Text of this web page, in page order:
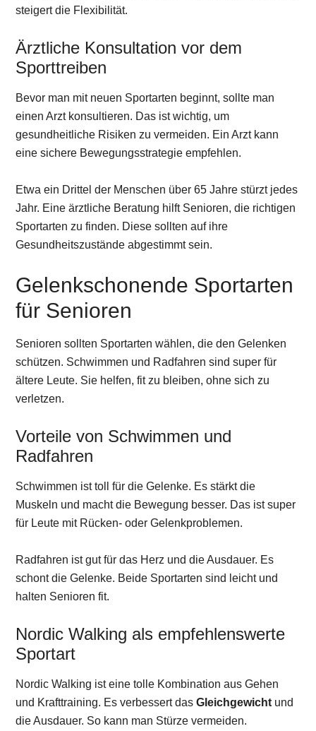
steigert die Flexibilität.
Ärztliche Konsultation vor dem
Sporttreiben
Bevor man mit neuen Sportarten beginnt, sollte man
einen Arzt konsultieren. Das ist wichtig, um
gesundheitliche Risiken zu vermeiden. Ein Arzt kann
eine sichere Bewegungsstrategie empfehlen.
Etwa ein Drittel der Menschen über 65 Jahre stürzt jedes
Jahr. Eine ärztliche Beratung hilft Senioren, die richtigen
Sportarten zu finden. Diese sollten auf ihre
Gesundheitszustände abgestimmt sein.
Gelenkschonende Sportarten
für Senioren
Senioren sollten Sportarten wählen, die den Gelenken
schützen. Schwimmen und Radfahren sind super für
ältere Leute. Sie helfen, fit zu bleiben, ohne sich zu
verletzen.
Vorteile von Schwimmen und
Radfahren
Schwimmen ist toll für die Gelenke. Es stärkt die
Muskeln und macht die Bewegung besser. Das ist super
für Leute mit Rücken- oder Gelenkproblemen.
Radfahren ist gut für das Herz und die Ausdauer. Es
schont die Gelenke. Beide Sportarten sind leicht und
halten Senioren fit.
Nordic Walking als empfehlenswerte
Sportart
Nordic Walking ist eine tolle Kombination aus Gehen
und Krafttraining. Es verbessert dasGleichgewicht und
die Ausdauer. So kann man Stürze vermeiden.